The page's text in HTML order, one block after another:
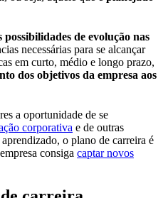
possibilidades de evolução nas
necessárias para se alcançar
em curto, médio e longo prazo,
dos objetivos da empresa aos
a oportunidade de se
corporativa e de outras
o plano de carreira é
consiga captar novos